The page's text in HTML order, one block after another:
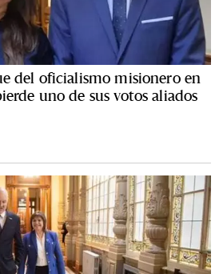
del oficialismo misionero en
uno de sus votos aliados